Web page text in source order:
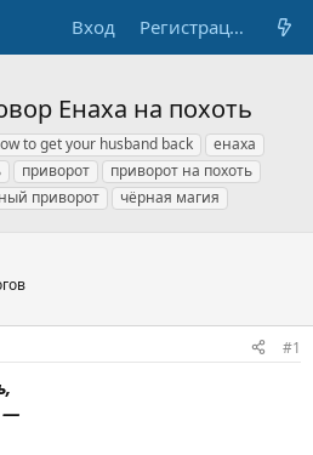
Вход Регистрация
Енаха на похоть
to get your husband back
енаха
приворот
приворот на похоть
приворот чёрная магия
#1
—